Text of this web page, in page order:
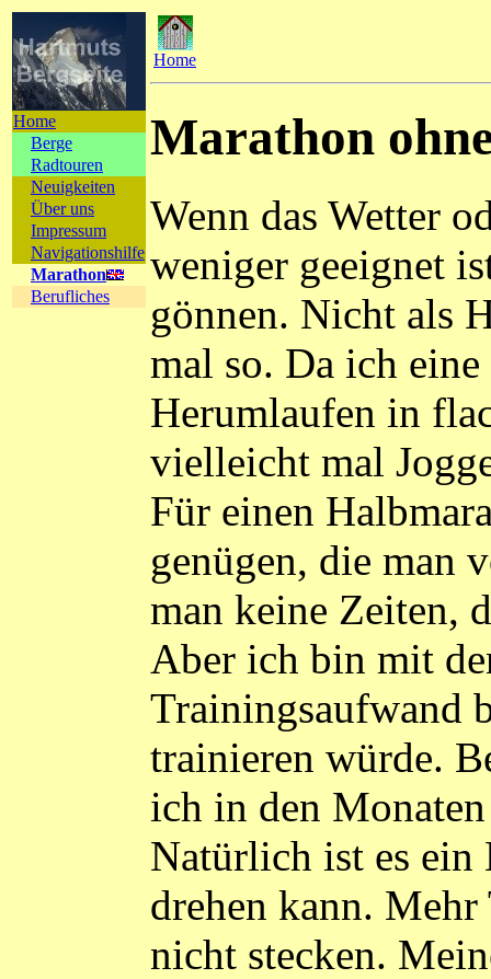
Home
Berge
Radtouren
Neuigkeiten
Über uns
Impressum
Navigationshilfe
Marathon
Berufliches
Home
Marathon
Wenn das Wetter
weniger geeignet
gönnen. Nicht als
mal so. Da ich
Herumlaufen in
vielleicht mal
Für einen
genügen, die man
man keine Zeiten,
Aber ich bin mit
Trainingsaufwand
trainieren würde.
ich in den
Natürlich ist es ein
drehen kann.
nicht stecken.